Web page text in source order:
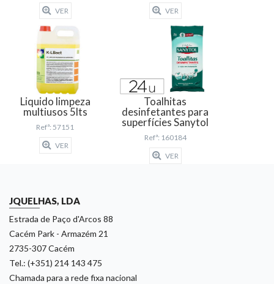
VER
VER
Liquido limpeza
multiusos 5lts
Refª: 57151
VER
Toalhitas
desinfetantes para
superfícies Sanytol
Refª: 160184
VER
JQUELHAS, LDA
Estrada de Paço d'Arcos 88
Cacém Park - Armazém 21
2735-307 Cacém
Tel.: (+351) 214 143 475
Chamada para a rede fixa nacional